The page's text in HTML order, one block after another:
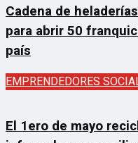
Cadena de
para abrir 50
país
EMPRENDEDORES
El 1ero de mayo